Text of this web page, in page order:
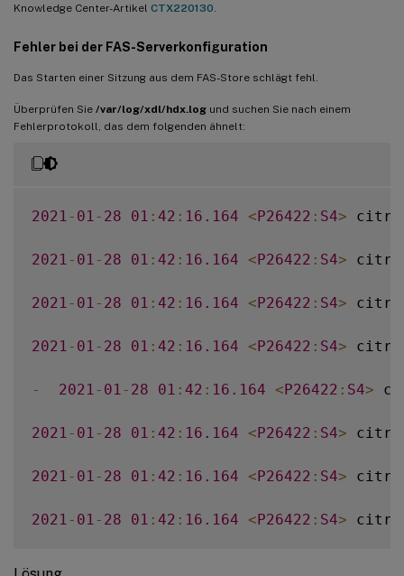
Knowledge Center-Artikel CTX220130
Fehler bei der FAS-Serverkonfiguration
Das Starten einer Sitzung aus dem FAS-Store schlägt fehl.
Überprüfen Sie /var/log/xdl/hdx.log und suchen Sie nach einem
Fehlerprotokoll, das dem folgenden ähnelt:
2021 - 01 - 28 01 : 42 : 16.164 <P26422 : S4>
2021 - 01 - 28 01 : 42 : 16.164 <P26422 : S4>
2021 - 01 - 28 01 : 42 : 16.164 <P26422 : S4>
2021 - 01 - 28 01 : 42 : 16.164 <P26422 : S4>
- 2021 - 01 - 28 01 : 42 : 16.164 <P26422 : S4>
2021 - 01 - 28 01 : 42 : 16.164 <P26422 : S4>
2021 - 01 - 28 01 : 42 : 16.164 <P26422 : S4>
2021 - 01 - 28 01 : 42 : 16.164 <P26422 : S4>